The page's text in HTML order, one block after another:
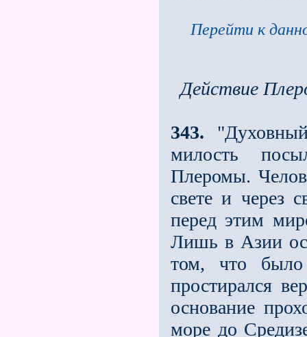
Перейти к
Действие
343.
милость
Плеромы.
свете и через
перед этим
Лишь в Азии
том, что
простирался
основание
море до